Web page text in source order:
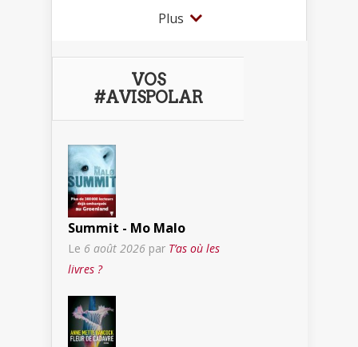
Plus
VOS
#AVISPOLAR
Summit - Mo Malo
Le 6 août 2026 par T’as où les
livres ?